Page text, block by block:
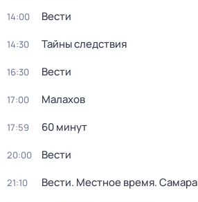
14:00 Вести
14:30 Тайны следствия
16:30 Вести
17:00 Малахов
17:59 60 минут
20:00 Вести
21:10 Вести. Местное время. Самара